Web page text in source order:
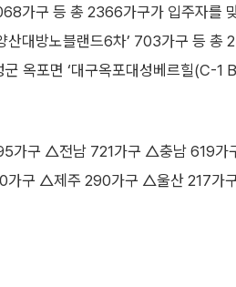
가구 등 총 2366가구가 입주자를
산대방노블랜드6차’ 703가구 등 총
옥포면 ‘대구옥포대성베르힐(C-1
가구 △전남 721가구 △충남 619
구 △제주 290가구 △울산 217가구